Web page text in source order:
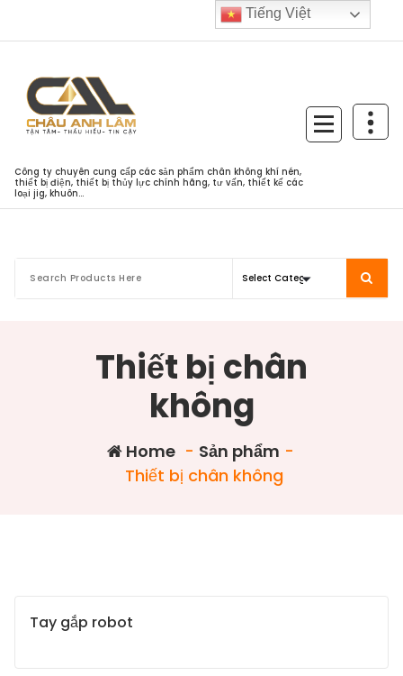
Công ty chuyên cung cấp các sản phẩm chân không khí nén,
thiết bị điện, thiết bị thủy lực chính hãng, tư vấn, thiết kế các
loại jig, khuôn...
Thiết bị chân
không
Home- Sản phẩm -
Thiết bị chân không
Tay gắp robot
Tiếng Việt